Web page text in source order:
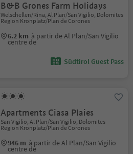
B&B Grones Farm Holidays
Welschellen/Rina, Al Plan/San Vigilio, Dolomites
Region Kronplatz/Plan de Corones
6.2 km à partir de Al Plan/San Vigilio
centre de
Südtirol Guest Pass
Apartments Ciasa Plaies
San Vigilio, Al Plan/San Vigilio, Dolomites
Region Kronplatz/Plan de Corones
946 m à partir de Al Plan/San Vigilio
centre de